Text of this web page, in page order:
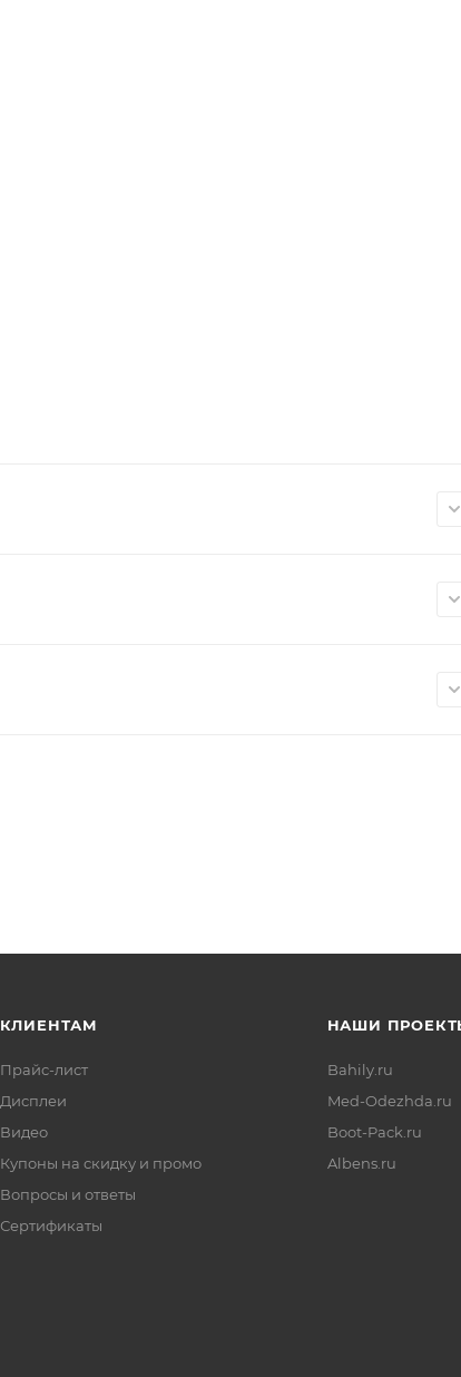
КЛИЕНТАМ
Прайс-лист
Дисплеи
Видео
Купоны на скидку и промо
Вопросы и ответы
Сертификаты
НАШИ
Bahily.ru
Med-Odezhda.ru
Boot-Pack.ru
Albens.ru